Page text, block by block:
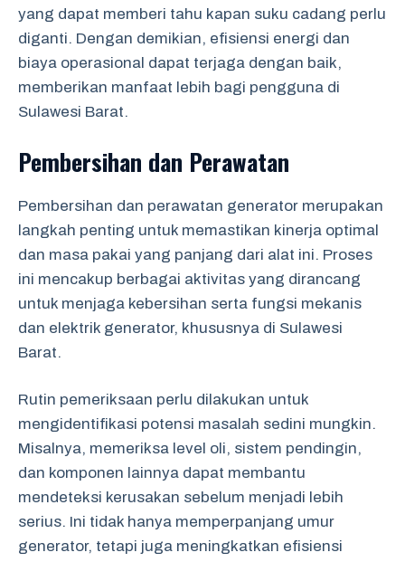
yang dapat memberi tahu kapan suku cadang perlu
diganti. Dengan demikian, efisiensi energi dan
biaya operasional dapat terjaga dengan baik,
memberikan manfaat lebih bagi pengguna di
Sulawesi Barat.
Pembersihan dan Perawatan
Pembersihan dan perawatan generator merupakan
langkah penting untuk memastikan kinerja optimal
dan masa pakai yang panjang dari alat ini. Proses
ini mencakup berbagai aktivitas yang dirancang
untuk menjaga kebersihan serta fungsi mekanis
dan elektrik generator, khususnya di Sulawesi
Barat.
Rutin pemeriksaan perlu dilakukan untuk
mengidentifikasi potensi masalah sedini mungkin.
Misalnya, memeriksa level oli, sistem pendingin,
dan komponen lainnya dapat membantu
mendeteksi kerusakan sebelum menjadi lebih
serius. Ini tidak hanya memperpanjang umur
generator, tetapi juga meningkatkan efisiensi